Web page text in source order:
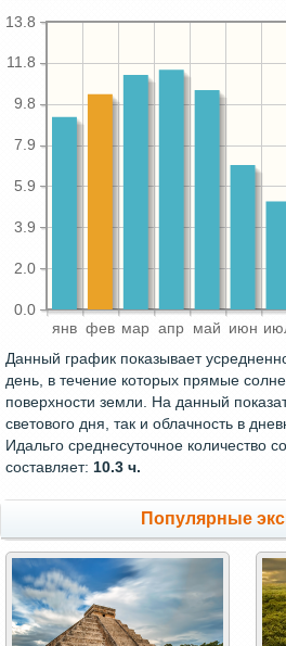
янв фев мар апр май июн
0.0
2.0
3.9
5.9
7.9
9.8
11.8
13.8
Данный график показывает
день, в течение которых прямые
поверхности земли. На данный
светового дня, так и облачность в
Идальго среднесуточное количество
составляет: 10.3 ч.
Популярные